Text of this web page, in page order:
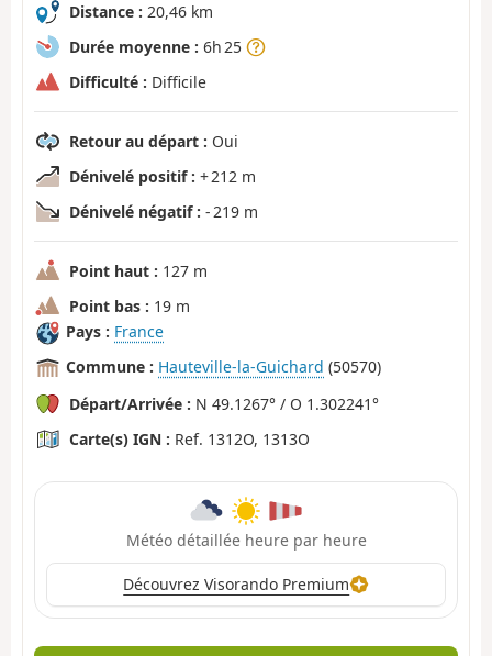
Distance : 20,46 km
Durée moyenne : 6h 25
Difficulté : Difficile
Retour au départ : Oui
Dénivelé positif : + 212 m
Dénivelé négatif : - 219 m
Point haut : 127 m
Point bas : 19 m
Pays : France
Commune : Hauteville-la-Guichard (50570)
Départ/Arrivée : N 49.1267° / O 1.302241°
Carte(s) IGN : Ref. 1312O, 1313O
Météo détaillée heure par heure
Découvrez Visorando Premium